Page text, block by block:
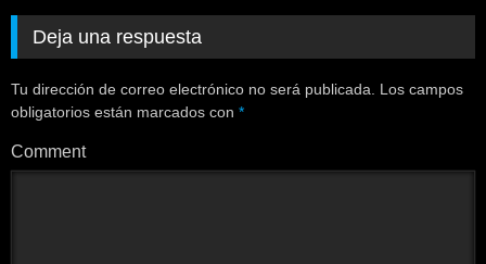
Deja una respuesta
Tu dirección de correo electrónico no será publicada.
Los campos
obligatorios están marcados con *
Comment